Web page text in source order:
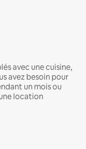
avec une cuisine,
avez besoin pour
un mois ou
location